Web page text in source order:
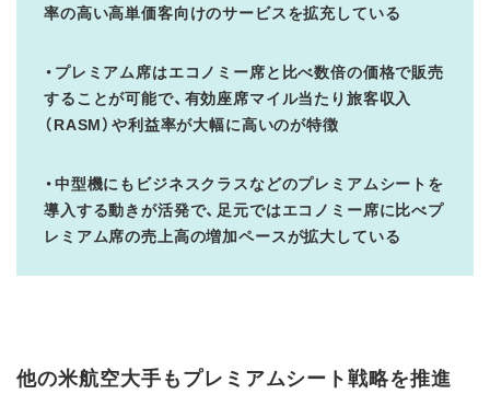
率の高い高単価客向けのサービスを拡充している
・プレミアム席はエコノミー席と比べ数倍の価格で販売
することが可能で、有効座席マイル当たり旅客収入
（RASM）や利益率が大幅に高いのが特徴
・中型機にもビジネスクラスなどのプレミアムシートを
導入する動きが活発で、足元ではエコノミー席に比べプ
レミアム席の売上高の増加ペースが拡大している
他の米航空大手もプレミアムシート戦略を推進